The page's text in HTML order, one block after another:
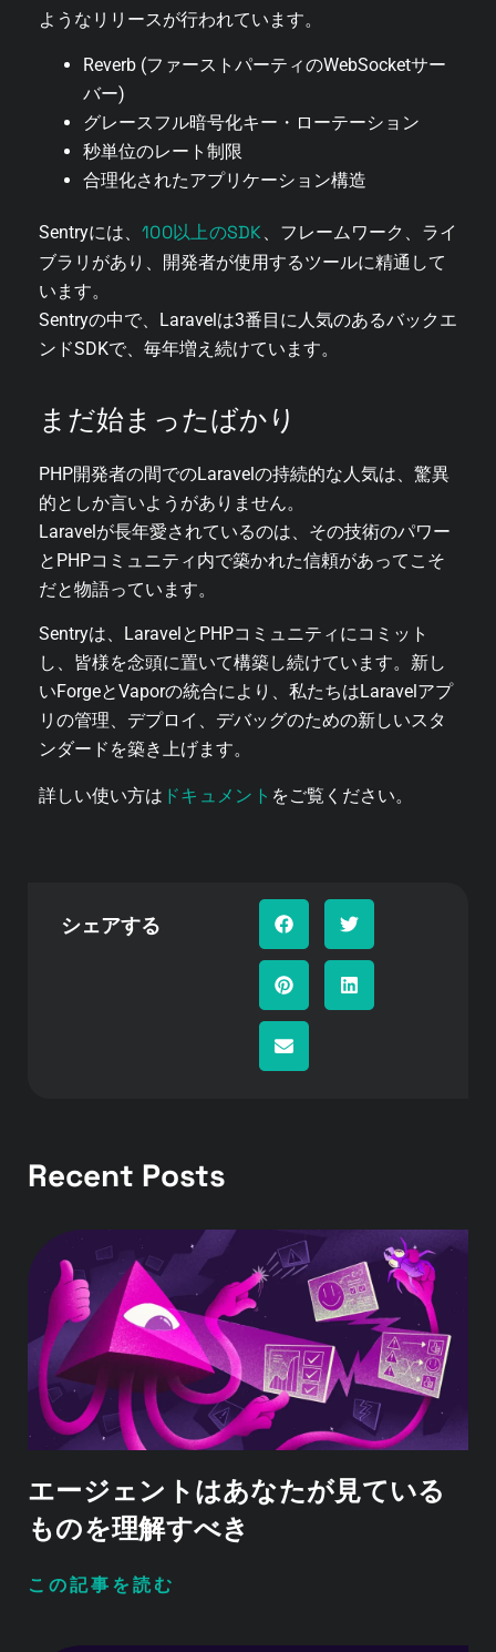
ようなリリースが行われています。
Reverb (ファーストパーティのWebSocketサー
バー)
グレースフル暗号化キー・ローテーション
秒単位のレート制限
合理化されたアプリケーション構造
Sentryには、 100以上のSDK 、フレームワーク、ライ
ブラリがあり、開発者が使用するツールに精通して
います。
Sentryの中で、Laravelは3番目に人気のあるバックエ
ンドSDKで、毎年増え続けています。
まだ始まったばかり
PHP開発者の間でのLaravelの持続的な人気は、驚異
的としか言いようがありません。
Laravelが長年愛されているのは、その技術のパワー
とPHPコミュニティ内で築かれた信頼があってこそ
だと物語っています。
Sentryは、LaravelとPHPコミュニティにコミット
し、皆様を念頭に置いて構築し続けています。新し
いForgeとVaporの統合により、私たちはLaravelアプ
リの管理、デプロイ、デバッグのための新しいスタ
ンダードを築き上げます。
詳しい使い方は ドキュメント をご覧ください。
シェアする
Recent Posts
エージェントはあなたが見ている
ものを理解すべき
この記事を読む